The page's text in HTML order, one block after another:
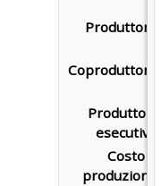
Produttore:
Coproduttore:
Produttore
esecutivo:
Costo di
produzione: